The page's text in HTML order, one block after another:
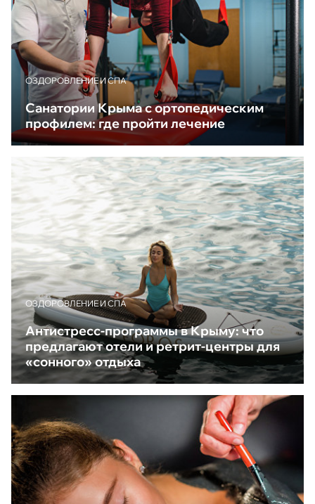
ОЗДОРОВЛЕНИЕ И СПА
Санатории Крыма с ортопедическим
профилем: где пройти лечение
ОЗДОРОВЛЕНИЕ И СПА
Антистресс-программы в Крыму: что
предлагают отели и ретрит-центры для
«сонного» отдыха